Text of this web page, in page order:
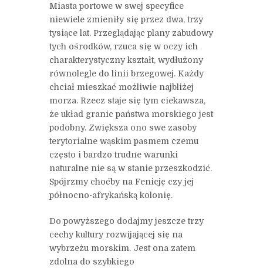
Miasta portowe w swej specyfice
niewiele zmieniły się przez dwa, trzy
tysiące lat. Przeglądając plany zabudowy
tych ośrodków, rzuca się w oczy ich
charakterystyczny kształt, wydłużony
równolegle do linii brzegowej. Każdy
chciał mieszkać możliwie najbliżej
morza. Rzecz staje się tym ciekawsza,
że układ granic państwa morskiego jest
podobny. Zwiększa ono swe zasoby
terytorialne wąskim pasmem czemu
często i bardzo trudne warunki
naturalne nie są w stanie przeszkodzić.
Spójrzmy choćby na Fenicję czy jej
północno-afrykańską kolonię.
Do powyższego dodajmy jeszcze trzy
cechy kultury rozwijającej się na
wybrzeżu morskim. Jest ona zatem
zdolna do szybkiego